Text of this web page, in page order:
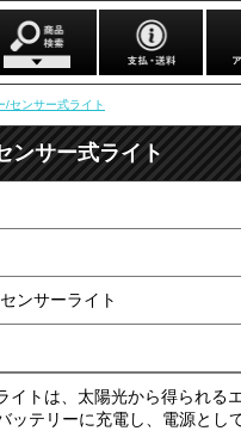
/センサー式ライト
ンサー式ライト
ンサーライト
イトは、太陽光から得られる
ッテリーに充電し、電源とし